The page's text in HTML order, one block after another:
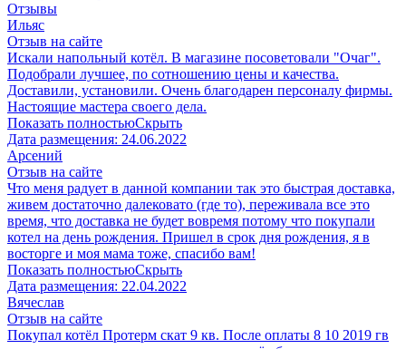
Отзывы
Ильяс
Отзыв на сайте
Искали напольный котёл. В магазине посоветовали "Очаг".
Подобрали лучшее, по сотношению цены и качества.
Доставили, установили. Очень благодарен персоналу фирмы.
Настоящие мастера своего дела.
Показать полностьюСкрыть
Дата размещения: 24.06.2022
Арсений
Отзыв на сайте
Что меня радует в данной компании так это быстрая доставка,
живем достаточно далековато (где то), переживала все это
время, что доставка не будет вовремя потому что покупали
котел на день рождения. Пришел в срок дня рождения, я в
восторге и моя мама тоже, спасибо вам!
Показать полностьюСкрыть
Дата размещения: 22.04.2022
Вячеслав
Отзыв на сайте
Покупал котёл Протерм скат 9 кв. После оплаты 8 10 2019 гв